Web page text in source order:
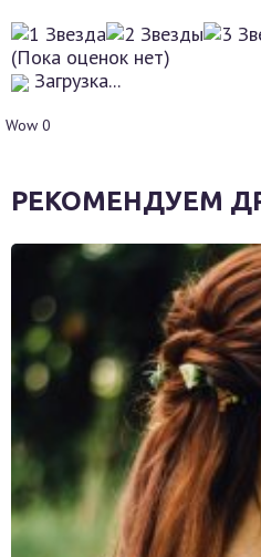
(Пока оценок нет)
Загрузка...
Wow 0
РЕКОМЕНДУЕМ